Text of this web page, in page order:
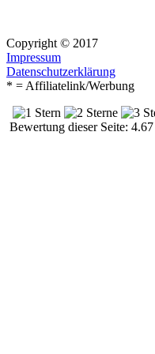
Copyright © 2017
Impressum
Datenschutzerklärung
* = Affiliatelink/Werbung
Bewertung dieser Seite: